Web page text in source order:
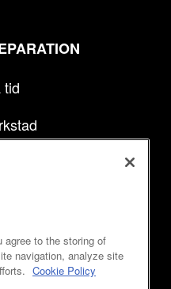
tid
agree to the storing of
navigation, analyze site
Cookie Policy